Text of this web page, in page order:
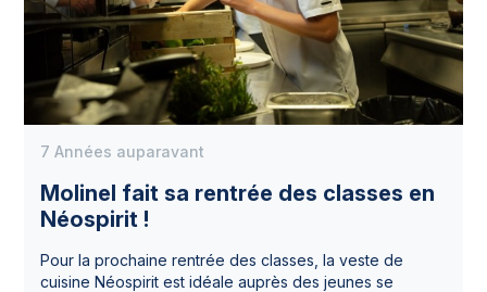
Molinel fait sa rentrée des classes en
Néospirit !
7 Années auparavant
Pour la prochaine rentrée des classes, la veste de
cuisine Néospirit est idéale auprès des jeunes se